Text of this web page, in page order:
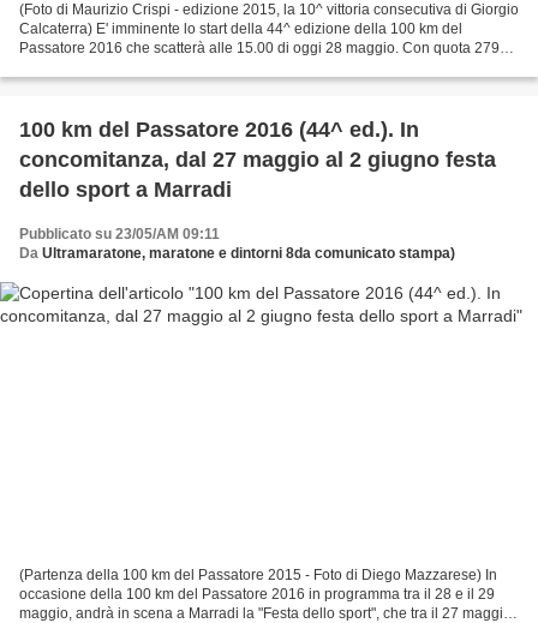
(Foto di Maurizio Crispi - edizione 2015, la 10^ vittoria consecutiva di Giorgio
Calcaterra) E' imminente lo start della 44^ edizione della 100 km del
Passatore 2016 che scatterà alle 15.00 di oggi 28 maggio. Con quota 2795
100 km del Passatore 2016 (44^ ed.). In
concomitanza, dal 27 maggio al 2 giugno festa
dello sport a Marradi
Pubblicato su 23/05/AM 09:11
Da Ultramaratone, maratone e dintorni 8da comunicato stampa)
(Partenza della 100 km del Passatore 2015 - Foto di Diego Mazzarese) In
occasione della 100 km del Passatore 2016 in programma tra il 28 e il 29
maggio, andrà in scena a Marradi la "Festa dello sport", che tra il 27 maggio